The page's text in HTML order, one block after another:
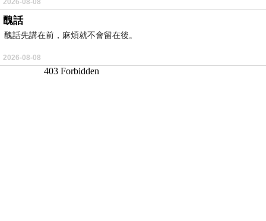
2026-08-08
醜話
醜話先講在前，麻煩就不會留在後。
2026-08-08